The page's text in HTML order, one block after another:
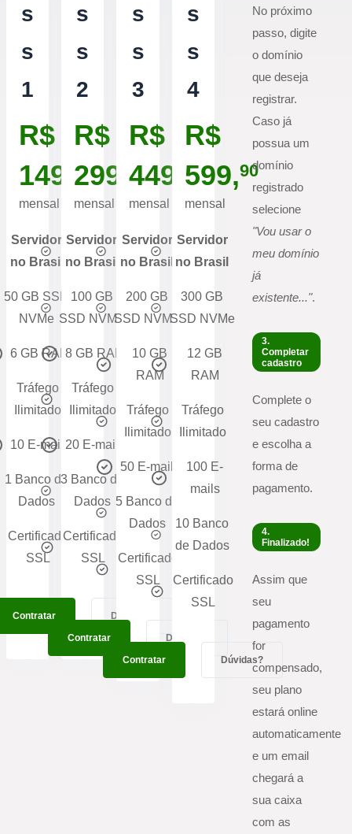
s
s
1
R$
149,
90
mensal
Servidor
no Brasil
50 GB SSD
NVMe
6 GB RAM
Tráfego
Ilimitado
10 E-mails
1 Banco de
Dados
Certificado
SSL
Dúvidas?
s
s
2
R$
299,90
mensal
Servidor
no Brasil
100 GB
SSD NVMe
8 GB RAM
Tráfego
Ilimitado
20 E-mails
3 Banco de
Dados
Certificado
SSL
Contratar Dúvidas?
s
s
3
R$
449,
90
mensal
Servidor
no Brasil
200 GB
SSD NVMe
10 GB
RAM
Tráfego
Ilimitado
50 E-mails
5 Banco de
Dados
Certificado
SSL
Contratar Dúvidas?
s
s
4
R$
599,90
mensal
Servidor
no Brasil
300 GB
SSD NVMe
12 GB
RAM
Tráfego
Ilimitado
100 E-
mails
10 Banco
de Dados
Certificado
SSL
Contratar Dúvidas?
No próximo
passo, digite
o domínio
que deseja
registrar.
Caso já
possua um
domínio
registrado
selecione
"Vou usar o
meu domínio
já
existente...".
3.
Completar
cadastro
Complete o
seu cadastro
e escolha a
forma de
pagamento.
4.
Finalizado!
Assim que
seu
pagamento
for
compensado,
seu plano
estará online
automaticamente
e um email
chegará a
sua caixa
com as